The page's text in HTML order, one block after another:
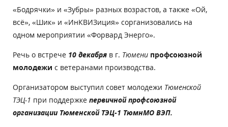
«Бодрячки» и «Зубры» разных возрастов, а также «Ой,
всё», «Шик» и «ИнКВИЗиция» сорганизовались на
одном мероприятии «Форвард Энерго».
Речь о встрече 10 декабря в г. Тюмени профсоюзной
молодежи с ветеранами производства.
Организатором выступил совет молодежи Тюменской
ТЭЦ-1 при поддержке первичной профсоюзной
организации Тюменской ТЭЦ-1 ТюмнМО ВЭП.